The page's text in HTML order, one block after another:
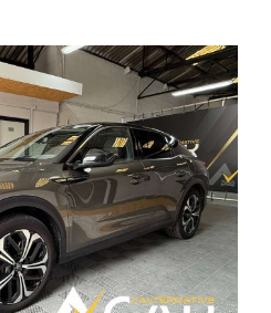
530iXA
Sport
Line
–
GARANTIE
12M